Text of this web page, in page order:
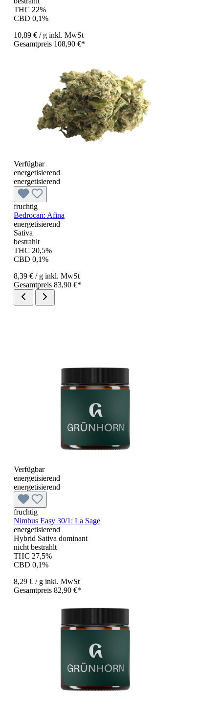
THC 22%
CBD 0,1%
10,89 € / g inkl. MwSt
Gesamtpreis 108,90 €*
Verfügbar
energetisierend
energetisierend
fruchtig
Bedrocan: Afina
energetisierend
Sativa
bestrahlt
THC 20,5%
CBD 0,1%
8,39 € / g inkl. MwSt
Gesamtpreis 83,90 €*
Verfügbar
energetisierend
energetisierend
fruchtig
Nimbus Easy 30/1: La Sage
energetisierend
Hybrid Sativa dominant
nicht bestrahlt
THC 27,5%
CBD 0,1%
8,29 € / g inkl. MwSt
Gesamtpreis 82,90 €*